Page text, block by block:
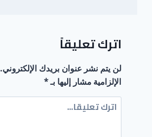
اترك تعليقاً
لن يتم نشر عنوان بريدك الإلكتروني.
الإلزامية مشار إليها بـ*